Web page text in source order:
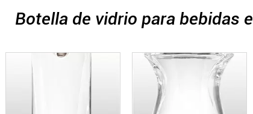
Botella de vidrio para bebidas